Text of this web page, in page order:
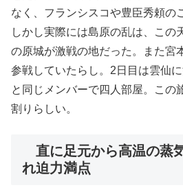
なく、フランシスコや豊臣秀頼の
しかし実際には島原の乱は、この
の原城が激戦の地だった。また宮
参戦していたらし。2日目は雲仙
と同じメンバーで四人部屋。この
割りらしい。
直に足元から高温の蒸
れ迫力満点